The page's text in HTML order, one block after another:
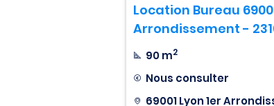
Location Bureau
Arrondissement -
90 m2
Nous consulter
69001 Lyon 1er